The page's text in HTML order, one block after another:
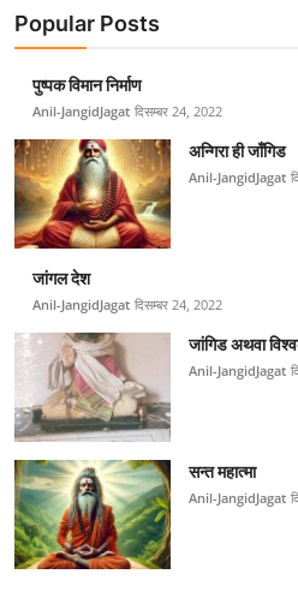
जाँगिड़ समाज
समाज परिचय
जाँगिड़ जगत
Popular Posts
पुष्पक विमान निर्माण
Anil-JangidJagat दिसम्बर 24, 2022
अन्गिरा ही जाँगिड
Anil-JangidJagat
जांगल देश
Anil-JangidJagat दिसम्बर 24, 2022
जांगिड अथवा
Anil-JangidJagat
सन्त महात्मा
Anil-JangidJagat